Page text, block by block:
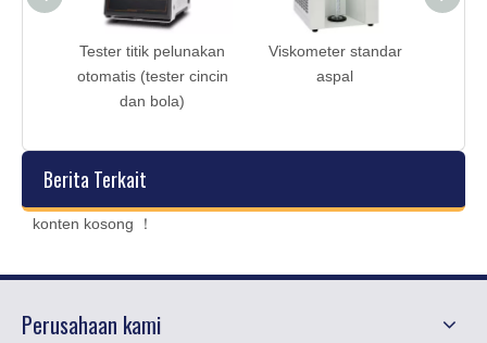
Tester titik pelunakan
otomatis (tester cincin
dan bola)
Viskometer standar
aspal
Berita Terkait
konten kosong ！
Perusahaan kami